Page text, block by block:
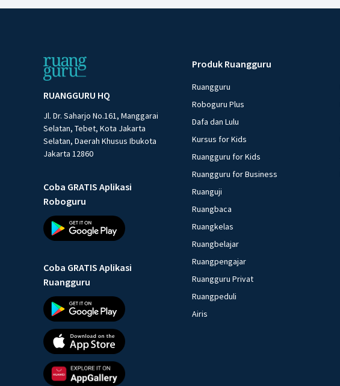
RUANGGURU HQ
Jl. Dr. Saharjo No.161, Manggarai
Selatan, Tebet, Kota Jakarta
Selatan, Daerah Khusus Ibukota
Jakarta 12860
Coba GRATIS Aplikasi
Roboguru
Coba GRATIS Aplikasi
Ruangguru
Produk Ruangguru
Ruangguru
Roboguru Plus
Dafa dan Lulu
Kursus for Kids
Ruangguru for Kids
Ruangguru for Business
Ruanguji
Ruangbaca
Ruangkelas
Ruangbelajar
Ruangpengajar
Ruangguru Privat
Ruangpeduli
Airis